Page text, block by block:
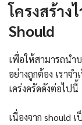
โครงสร้า
Should
เพื่อให้สามารถนำ
อย่างถูกต้อง เราจ
เคร่งครัดดังต่อไปนี้
เนื่องจาก should เ